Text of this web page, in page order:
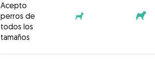
Acepto
perros de
todos los
tamaños